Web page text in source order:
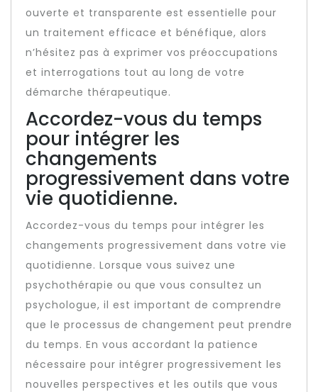
ouverte et transparente est essentielle pour
un traitement efficace et bénéfique, alors
n’hésitez pas à exprimer vos préoccupations
et interrogations tout au long de votre
démarche thérapeutique.
Accordez-vous du temps
pour intégrer les
changements
progressivement dans votre
vie quotidienne.
Accordez-vous du temps pour intégrer les
changements progressivement dans votre vie
quotidienne. Lorsque vous suivez une
psychothérapie ou que vous consultez un
psychologue, il est important de comprendre
que le processus de changement peut prendre
du temps. En vous accordant la patience
nécessaire pour intégrer progressivement les
nouvelles perspectives et les outils que vous